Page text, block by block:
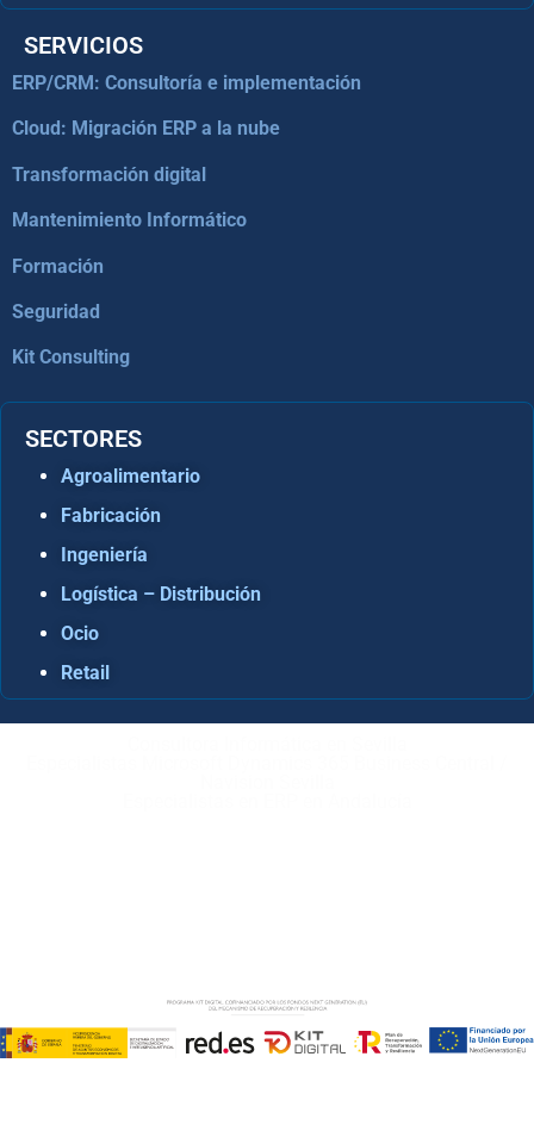
SERVICIOS
ERP/CRM: Consultoría e implementación
Cloud: Migración ERP a la nube
Transformación digital
Mantenimiento Informático
Formación
Seguridad
Kit Consulting
SECTORES
Agroalimentario
Fabricación
Ingeniería
Logística – Distribución
Ocio
Retail